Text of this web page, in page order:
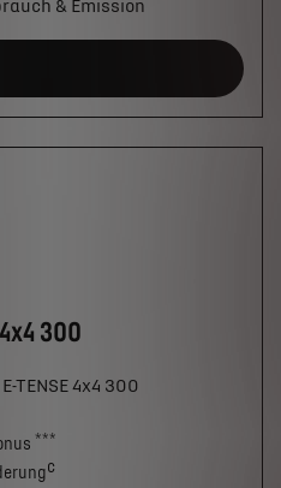
& Emission
300
***
c